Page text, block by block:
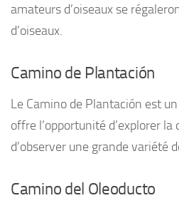
amateurs d’oiseaux se
d’oiseaux.
Camino de Plantación
Le Camino de Plantación est
offre l’opportunité d’explorer la
d’observer une grande variété
Camino del Oleoducto